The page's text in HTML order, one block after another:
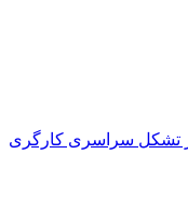
تشکل سراسرى کارگرى